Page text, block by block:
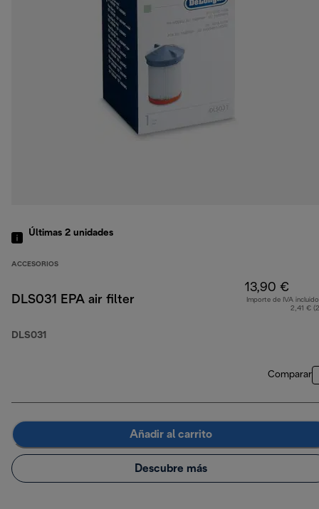
Últimas 2 unidades
ACCESORIOS
DLS031 EPA air filter
DLS031
13,90 €
Importe de IVA
2,41 €
Comparar
Añadir al carrito
Descubre más